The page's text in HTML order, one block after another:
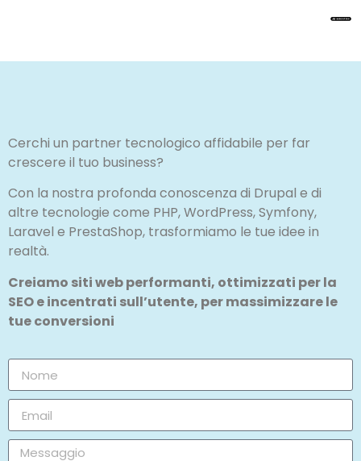
Cerchi un partner tecnologico affidabile per far
crescere il tuo business?
Con la nostra profonda conoscenza di Drupal e di
altre tecnologie come PHP, WordPress, Symfony,
Laravel e PrestaShop, trasformiamo le tue idee in
realtà.
Creiamo siti web performanti, ottimizzati per la
SEO e incentrati sull’utente, per massimizzare le
tue conversioni